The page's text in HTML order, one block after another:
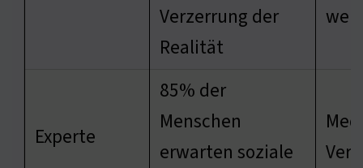
Verzerrung der
Realität
Experte
85% der
Menschen
erwarten soziale